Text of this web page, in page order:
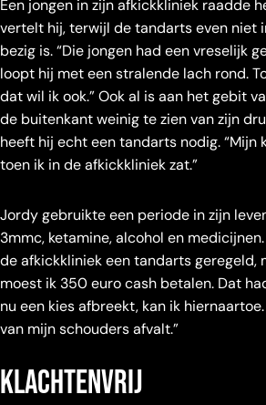
Een jongen in zijn afkickkliniek raadde
vertelt hij, terwijl de tandarts even niet
bezig is. “Die jongen had een vreselijk
loopt hij met een stralende lach rond.
dat wil ik ook.” Ook al is aan het gebit
de buitenkant weinig te zien van zijn
heeft hij echt een tandarts nodig. “Mijn
toen ik in de afkickkliniek zat.”
Jordy gebruikte een periode in zijn
3mmc, ketamine, alcohol en
de afkickkliniek een tandarts geregeld,
moest ik 350 euro cash betalen. Dat
nu een kies afbreekt, kan ik
van mijn schouders afvalt.”
klachtenvrij